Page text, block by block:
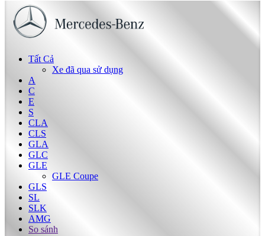
Tất Cả
Xe đã qua sử dụng
A
C
E
S
CLA
CLS
GLA
GLC
GLE
GLE Coupe
GLS
SL
SLK
AMG
So sánh